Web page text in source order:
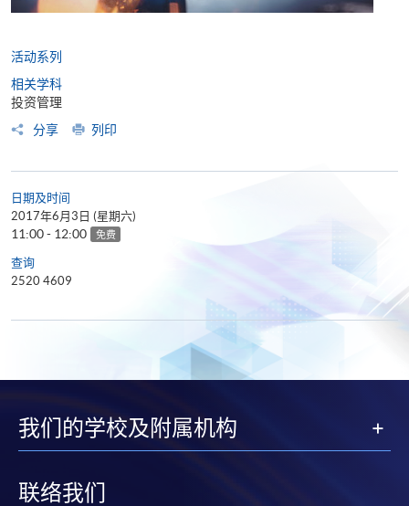
活动系列
相关学科
投资管理
分享
列印
日期及时间
2017年6月3日 (星期六)
11:00 - 12:00 免费
查询
2520 4609
我们的学校及附属机构
联络我们